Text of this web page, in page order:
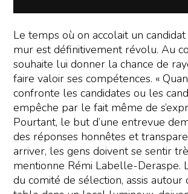
Le temps où on accolait un
mur est définitivement révolu. Au
souhaite lui donner la chance de
faire valoir ses compétences. «
confronte les candidates ou les
empêche par le fait même de
Pourtant, le but d’une entrevue
des réponses honnêtes et
arriver, les gens doivent se sentir
mentionne Rémi Labelle-Deraspe.
du comité de sélection, assis autour